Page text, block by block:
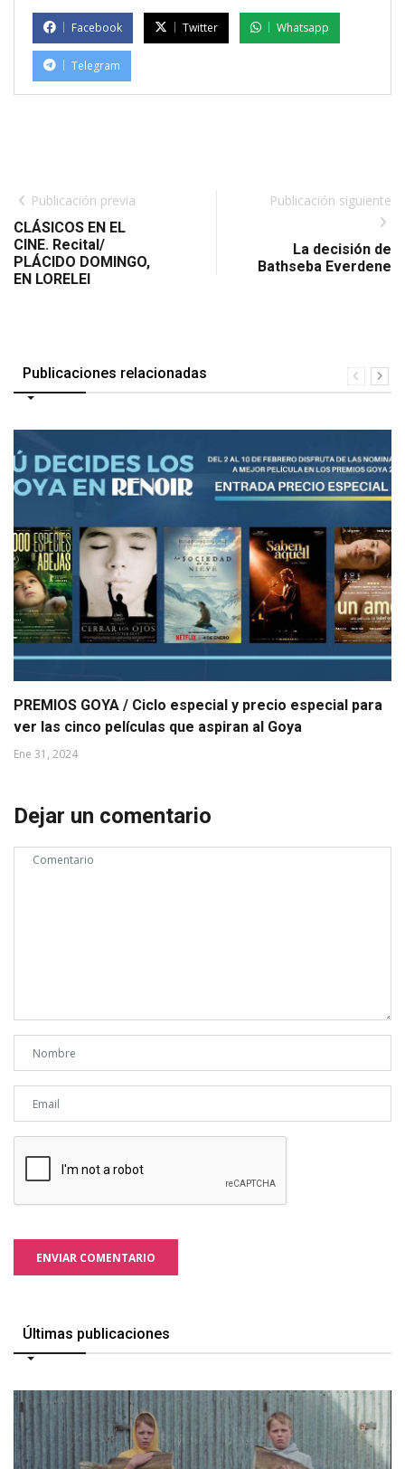
Facebook Twitter Whatsapp
Telegram
Publicación previa
CLÁSICOS EN EL
CINE. Recital/
PLÁCIDO DOMINGO,
EN LORELEI
Publicación siguiente
La decisión de
Bathseba Everdene
Publicaciones relacionadas
PREMIOS GOYA / Ciclo especial y precio especial para
ver las cinco películas que aspiran al Goya
Ene 31, 2024
Dejar un comentario
ENVIAR COMENTARIO
Últimas publicaciones